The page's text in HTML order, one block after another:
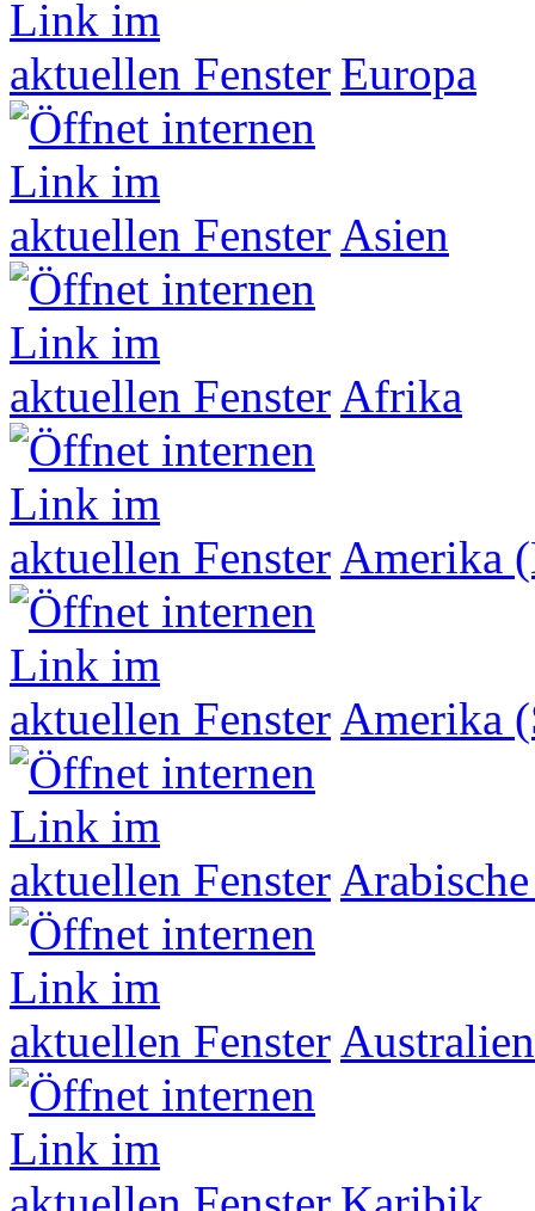
Europa
Asien
Afrika
Amerika
Amerika
Australien